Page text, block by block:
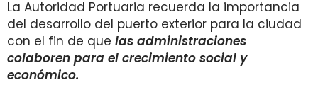
La Autoridad Portuaria recuerda la importancia
del desarrollo del puerto exterior para la ciudad
con el fin de que las administraciones
colaboren para el crecimiento social y
económico.